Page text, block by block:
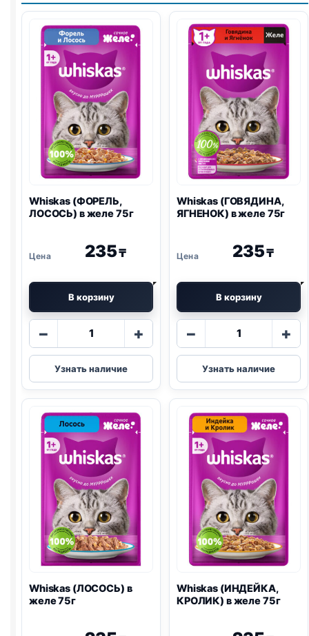
Whiskas (ФОРЕЛЬ,
ЛОСОСЬ) в желе 75г
235₸
В корзину
−
Количество
Whiskas
(ФОРЕЛЬ,
ЛОСОСЬ)
желе
75г
+
Узнать наличие
Whiskas (ГОВЯДИНА,
ЯГНЕНОК) в желе 75г
235₸
В корзину
−
Количество
Whiskas
(ГОВЯДИНА,
ЯГНЕНОК)
желе
75г
+
Узнать наличие
Whiskas (ЛОСОСЬ) в
желе 75г
Whiskas (ИНДЕЙКА,
КРОЛИК) в желе 75г